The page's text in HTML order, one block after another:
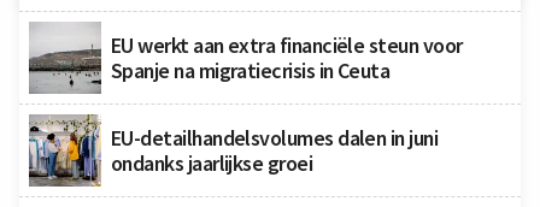
EU werkt aan extra financiële steun voor
Spanje na migratiecrisis in Ceuta
EU-detailhandelsvolumes dalen in juni
ondanks jaarlijkse groei